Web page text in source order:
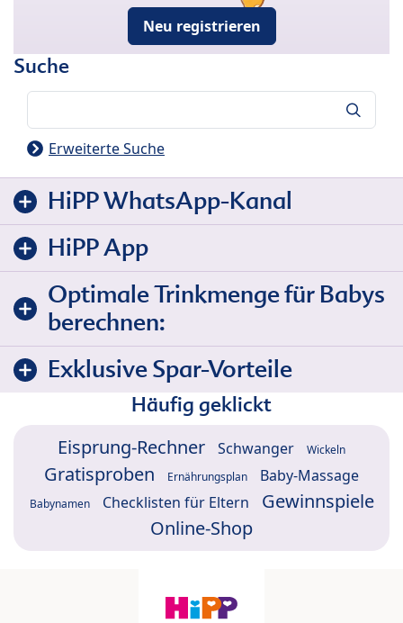
Neu registrieren
Suche
Erweiterte Suche
HiPP WhatsApp-Kanal
HiPP App
Optimale Trinkmenge für Babys
berechnen:
Exklusive Spar-Vorteile
Häufig geklickt
Eisprung-Rechner Schwanger Wickeln
Gratisproben Ernährungsplan Baby-Massage
Babynamen Checklisten für Eltern
Gewinnspiele
Online-Shop